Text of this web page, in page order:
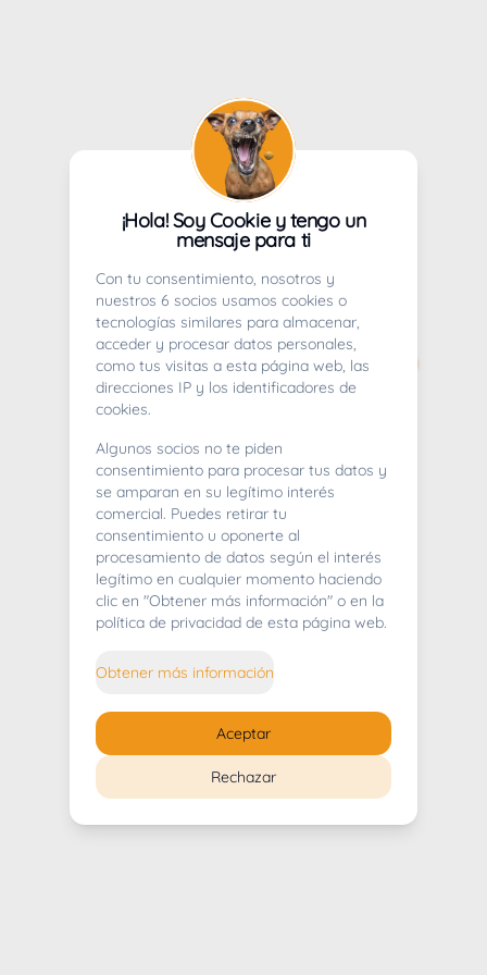
404
Whoops! Lo sentimos mucho.
¡Hola! Soy Cookie y tengo un
mensaje para ti
Con tu consentimiento, nosotros y
nuestros 6 socios usamos cookies o
tecnologías similares para almacenar,
acceder y procesar datos personales,
como tus visitas a esta página web, las
direcciones IP y los identificadores de
cookies.
Algunos socios no te piden
consentimiento para procesar tus datos y
se amparan en su legítimo interés
comercial. Puedes retirar tu
consentimiento u oponerte al
procesamiento de datos según el interés
legítimo en cualquier momento haciendo
clic en "Obtener más información" o en la
política de privacidad de esta página web.
Obtener más información
Rechazar
Aceptar